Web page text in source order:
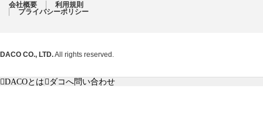
会社概要
利用規則
プライバシーポリシー
DACO CO., LTD.All rights reserved.
DACOとは ダコへ問い合わせ